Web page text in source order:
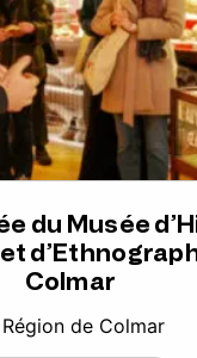
du Musée
Colmar
Région de Colmar